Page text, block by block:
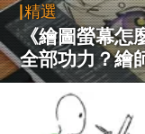
精選